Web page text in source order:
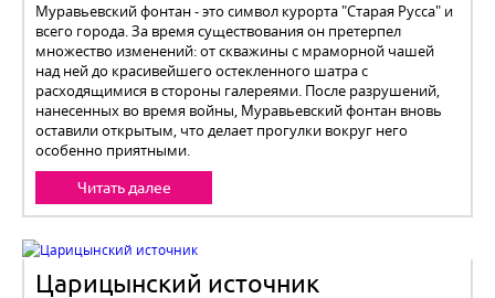
Муравьевский фонтан - это символ курорта "Старая Русса" и
всего города. За время существования он претерпел
множество изменений: от скважины с мраморной чашей
над ней до красивейшего остекленного шатра с
расходящимися в стороны галереями. После разрушений,
нанесенных во время войны, Муравьевский фонтан вновь
оставили открытым, что делает прогулки вокруг него
особенно приятными.
Читать далее
Царицынский источник